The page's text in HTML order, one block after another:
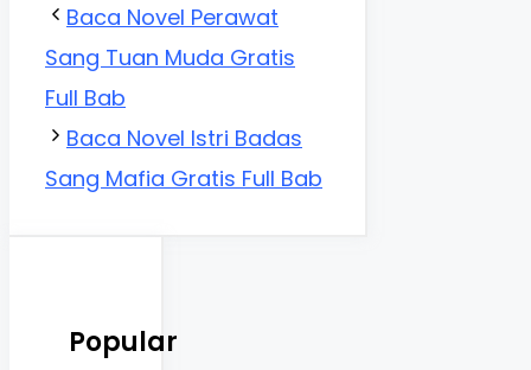
Baca Novel Perawat
Sang Tuan Muda Gratis
Full Bab
Baca Novel Istri Badas
Sang Mafia Gratis Full Bab
Popular